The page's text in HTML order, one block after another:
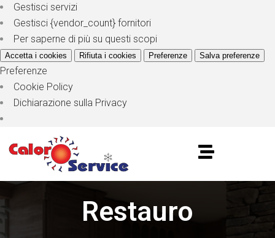
Gestisci servizi
Gestisci {vendor_count} fornitori
Per saperne di più su questi scopi
Accetta i cookies Rifiuta i cookies Preferenze Salva preferenze
Preferenze
Cookie Policy
Dichiarazione sulla Privacy
Restauro